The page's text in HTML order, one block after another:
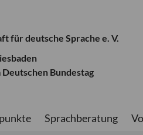
für deutsche Sprache e. V.
Deutschen Bundestag
Sprachberatung